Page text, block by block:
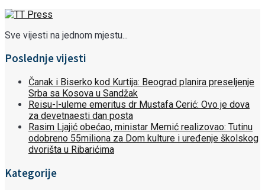
Sve vijesti na jednom mjestu...
Poslednje vijesti
Čanak i Biserko kod Kurtija: Beograd planira preseljenje
Srba sa Kosova u Sandžak
Reisu-l-uleme emeritus dr Mustafa Cerić: Ovo je dova
za devetnaesti dan posta
Rasim Ljajić obećao, ministar Memić realizovao: Tutinu
odobreno 55miliona za Dom kulture i uređenje školskog
dvorišta u Ribarićima
Kategorije